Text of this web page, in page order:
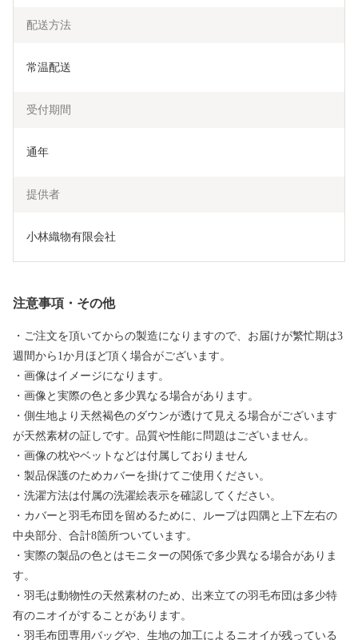
配送方法
常温配送
受付期間
通年
提供者
小林織物有限会社
注意事項・その他
・ご注文を頂いてからの製造になりますので、お届けが繁忙期は3
週間から1か月ほど頂く場合がございます。
・画像はイメージになります。
・画像と実際の色と多少異なる場合があります。
・側生地より天然褐色のダウンが透けて見える場合がございます
が天然素材の証しです。品質や性能に問題はございません。
・画像の枕やベットなどは付属しておりません
・製品保護のためカバーを掛けてご使用ください。
・洗濯方法は付属の洗濯絵表示を確認してください。
・カバーと羽毛布団を留めるために、ループは四隅と上下左右の
中央部分、合計8箇所ついています。
・実際の製品の色とはモニターの関係で多少異なる場合がありま
す。
・羽毛は動物性の天然素材のため、出来立ての羽毛布団は多少特
有のニオイがすることがあります。
・羽毛布団専用バッグや、生地の加工によるニオイが残っている